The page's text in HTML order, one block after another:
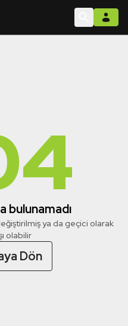
bulunamadı
değiştirilmiş ya da geçici olarak
olabilir
Dön